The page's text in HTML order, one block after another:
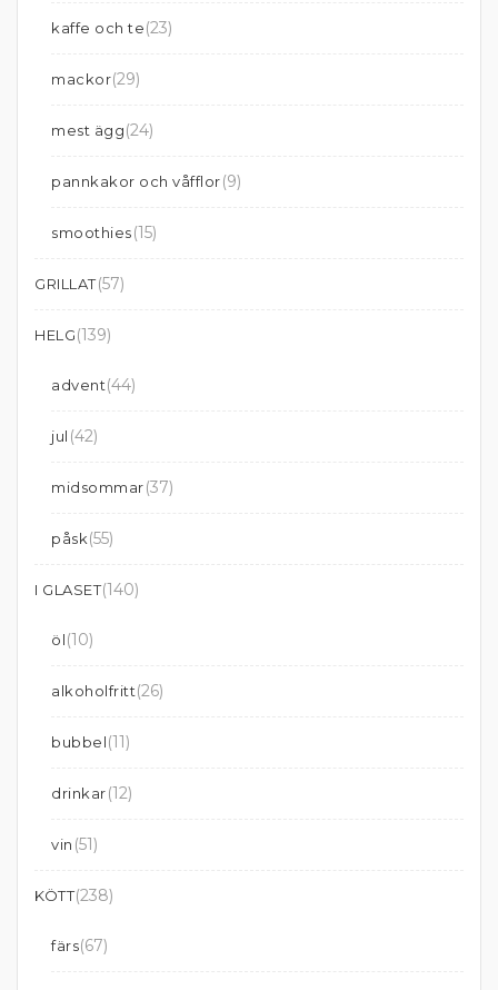
kaffe och te(23)
mackor(29)
mest ägg(24)
pannkakor och våfflor(9)
smoothies(15)
GRILLAT(57)
HELG(139)
advent(44)
jul (42)
midsommar(37)
påsk(55)
I GLASET(140)
öl(10)
alkoholfritt(26)
bubbel(11)
drinkar(12)
vin (51)
KÖTT(238)
färs(67)